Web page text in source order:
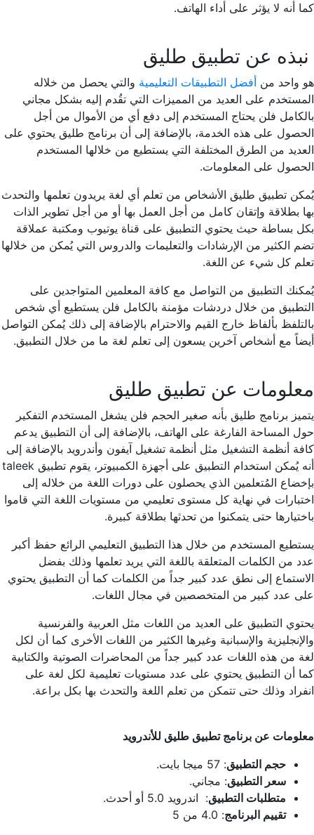
كما أنه لا يؤثر على أداء الهاتف.
نبذه عن تطبيق طليق
هو واحد من أفضل التطبيقات التعليمية والتي يحصل من خلاله
المستخدم على العديد من المميزات التي تقُدم إليه بشكل مجاني
بالكامل فلن يحتاج المستخدم إلى دفع أي من الأموال من أجل
الحصول على هذه الخدمة، بالإضافة إلى أن برنامج طليق يحتوي على
العديد من الطرق المختلفة التي يستطيع من خلالها المستخدم
الحصول على المعلومات.
يُمكن تطبيق طليق الأشخاص من تعلم أي لغة يريدون تعلمها والتحدث
بها بطلاقة وإتقان كامل من أجل العمل بها أو من أجل تطوير الذات
بكل بساطة حيث يحتوي التطبيق على قناة يوتيوب ومكتبة عملاقة
تضم الكثير من الإرشادات والتعليمات والدروس التي يُمكن من خلالها
تعلم كل شيء عن اللغة.
يُمكنك التطبيق من التواصل مع كافة المعلمين المتواجدين على
التطبيق من خلال دردشات مؤمنة بالكامل فلن يستطيع أي شخص
بالتلفظ بألفاظ خارج القيم والاحترام بالإضافة إلى ذلك يُمكن التواصل
أيضاً مع أشخاص آخرين يسعون إلى تعلم لغة ما من خلال التطبيق.
معلومات عن تطبيق طليق
يتميز برنامج طليق بأنه صغير الحجم فلن يشغل المستخدم التفكير
حول المساحة الفارغة على الهاتف، بالإضافة إلى أن التطبيق يدعم
كافة أنظمة التشغيل مثل أنظمة تشغيل آيفون وأندرويد بالإضافة إلى
أنه يُمكن استخدام التطبيق على أجهزة الكمبيوتر، يقوم تطبيق taleek
بإخضاع المُتعلمين الذي يحصلون على دورات اللغة من خلاله إلى
اختبارات في نهاية كل مستوى تعليمي من مستويات اللغة التي قاموا
باختيارها حتى يتمكنوا من تحدثها بطلاقة كبيرة.
يستطيع المستخدم من خلال هذا التطبيق التعليمي الرائع حفظ أكبر
عدد من الكلمات المتعلقة باللغة التي يريد تعلمها وذلك بفضل
الاستماع إلى نطق عدد كبير جداً من الكلمات كما أن التطبيق يحتوي
على عدد كبير من المتخصصين في مجال اللغات.
يحتوي التطبيق على العديد من اللغات مثل العربية والفرنسية
والإنجليزية والإسبانية وغيرها الكثير من اللغات الأخرى كما أن لكل
لغة من هذه اللغات عدد كبير جداً من المحاضرات الصوتية والكتابية
كما أن التطبيق يحتوي على عدد مستويات تعليمية لكل لغة على
انفراد وذلك حتى تتمكن من تعلم اللغة والتحدث بها بكل براعة.
معلومات عن برنامج تطبيق طليق للأندرويد
حجم التطبيق: 57 ميجا بايت.
سعر التطبيق: مجاني.
متطلبات التطبيق: اندرويد 5.0 أو أحدث.
تقييم البرنامج: 4.0 من 5